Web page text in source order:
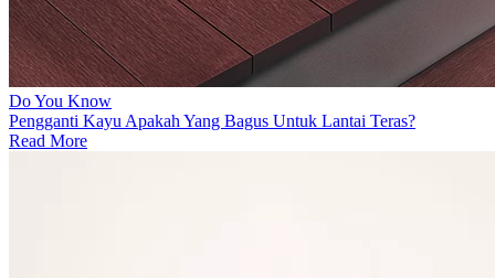
Do You Know
Pengganti Kayu Apakah Yang Bagus Untuk Lantai Teras?
Read More